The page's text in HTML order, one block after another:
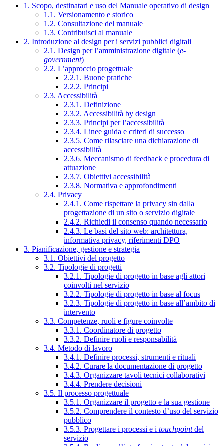
1. Scopo, destinatari e uso del Manuale operativo di design
1.1. Versionamento e storico
1.2. Consultazione del manuale
1.3. Contribuisci al manuale
2. Introduzione al design per i servizi pubblici digitali
2.1. Design per l’amministrazione digitale (e-
government)
2.2. L’approccio progettuale
2.2.1. Buone pratiche
2.2.2. Principi
2.3. Accessibilità
2.3.1. Definizione
2.3.2. Accessibilità by design
2.3.3. Principi per l’accessibilità
2.3.4. Linee guida e criteri di successo
2.3.5. Come rilasciare una dichiarazione di
accessibilità
2.3.6. Meccanismo di feedback e procedura di
attuazione
2.3.7. Obiettivi accessibilità
2.3.8. Normativa e approfondimenti
2.4. Privacy
2.4.1. Come rispettare la privacy sin dalla
progettazione di un sito o servizio digitale
2.4.2. Richiedi il consenso quando necessario
2.4.3. Le basi del sito web: architettura,
informativa privacy, riferimenti DPO
3. Pianificazione, gestione e strategia
3.1. Obiettivi del progetto
3.2. Tipologie di progetti
3.2.1. Tipologie di progetto in base agli attori
coinvolti nel servizio
3.2.2. Tipologie di progetto in base al focus
3.2.3. Tipologie di progetto in base all’ambito di
intervento
3.3. Competenze, ruoli e figure coinvolte
3.3.1. Coordinatore di progetto
3.3.2. Definire ruoli e responsabilità
3.4. Metodo di lavoro
3.4.1. Definire processi, strumenti e rituali
3.4.2. Curare la documentazione di progetto
3.4.3. Organizzare tavoli tecnici collaborativi
3.4.4. Prendere decisioni
3.5. Il processo progettuale
3.5.1. Organizzare il progetto e la sua gestione
3.5.2. Comprendere il contesto d’uso del servizio
pubblico
3.5.3. Progettare i processi e i touchpointdel
servizio